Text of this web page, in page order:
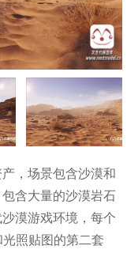
，场景包含沙漠和
含大量的沙漠岩石
漠游戏环境，每个
照贴图的第二套